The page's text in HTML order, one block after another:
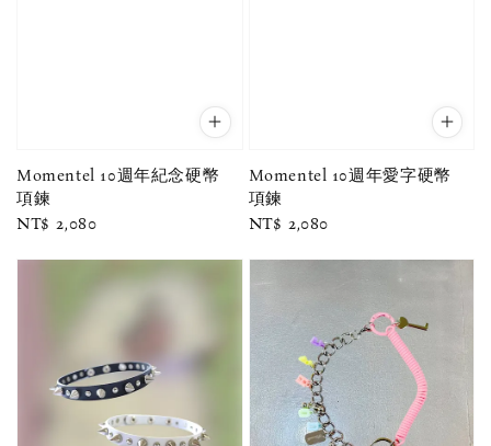
Momentel 10週年紀念硬幣
項鍊
Regular
NT$ 2,080
Momentel 10週年愛字硬幣
項鍊
Regular
NT$ 2,080